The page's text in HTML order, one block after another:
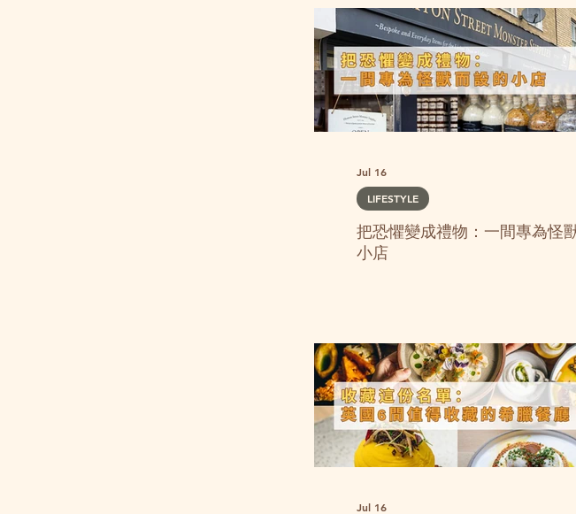
把恐懼變成禮物：一間專為怪
小店
LIFESTYLE
Jul 16
Jul 16